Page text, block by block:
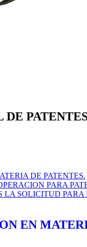
DE PATENTES.
PARA
SOLICITUD PARA
EN